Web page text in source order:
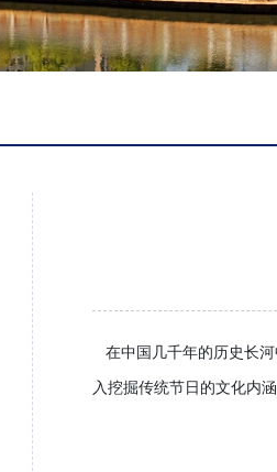
在中国几千年的历史长河
入挖掘传统节日的文化内